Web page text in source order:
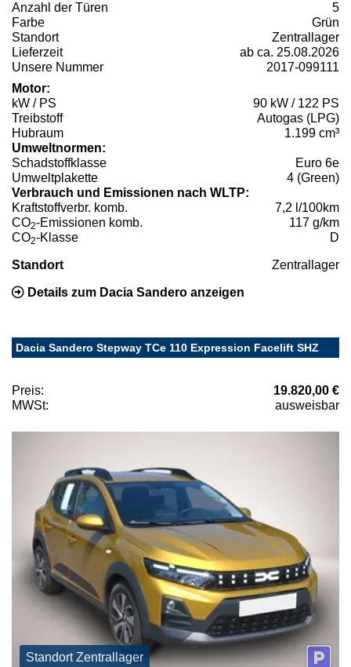
Anzahl der Türen
5
Farbe
Grün
Standort
Zentrallager
Lieferzeit
ab ca. 25.08.2026
Unsere Nummer
2017-099111
Motor:
kW / PS
90 kW / 122 PS
Treibstoff
Autogas (LPG)
Hubraum
1.199 cm³
Umweltnormen:
Schadstoffklasse
Euro 6e
Umweltplakette
4 (Green)
Verbrauch und Emissionen nach WLTP:
Kraftstoffverbr. komb.
7,2 l/100km
CO2-Emissionen komb.
117 g/km
CO2-Klasse D
Standort Zentrallager
Details zum Dacia Sandero anzeigen
Dacia Sandero Stepway TCe 110 Expression Facelift SHZ
Preis:
19.820,00 €
MWSt:
ausweisbar
Standort Zentrallager